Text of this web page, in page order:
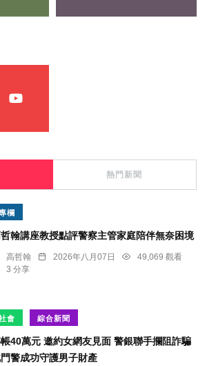
熱門新聞
欄
翰講座教授點評警察主管家庭陪伴無奈困境
高哲翰 2026年八月07日
49,069 觀看
3 分享
會 綜合新聞
40萬元 邀約女網友見面 警銀聯手攔阻詐騙
警成功守護男子財產